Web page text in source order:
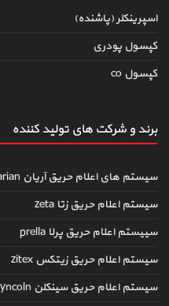
اسپرینکلر (پاشنده)
کپسول پودری
کپسول co
برند و شرکت های تولید کننده
سیستم های اعلام حریق آریان arian
سیستم اعلام حریق زتا zeta
سییستم اعلام حریق پرلا prella
سیستم اعلام حریق زیتکس zitex
سیستم اعلام حریق سینکلن syncoln